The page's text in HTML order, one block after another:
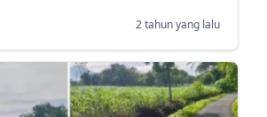
2 tahun yang lalu